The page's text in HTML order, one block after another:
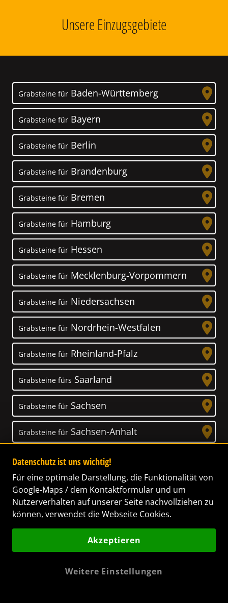
Unsere Einzugsgebiete
Grabsteine für Baden-Württemberg
Grabsteine für Bayern
Grabsteine für Berlin
Grabsteine für Brandenburg
Grabsteine für Bremen
Grabsteine für Hamburg
Grabsteine für Hessen
Grabsteine für Mecklenburg-Vorpommern
Grabsteine für Niedersachsen
Grabsteine für Nordrhein-Westfalen
Grabsteine für Rheinland-Pfalz
Grabsteine fürs Saarland
Grabsteine für Sachsen
Grabsteine für Sachsen-Anhalt
Grabsteine für Schleswig-Holstein
Grabsteine fürThüringen
Unser Anspruch
Das Leben ist ein Geschenk! – Nun haben wir
Datenschutz ist uns wichtig!
Für eine optimale Darstellung, die Funktionalität von
Google-Maps / dem Kontaktformular und um
Nutzerverhalten auf unserer Seite nachvollziehen zu
können, verwendet die Webseite Cookies.
Akzeptieren
Weitere Einstellungen